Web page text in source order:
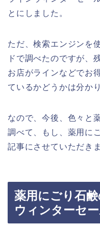
とにしました。
ただ、検索エンジンを
ドで調べたのですが、
お店がラインなどでお
ているかどうかは分か
なので、今後、色々と
調べて、もし、薬用に
記事にさせていただき
薬用にごり石
ウィンターセ